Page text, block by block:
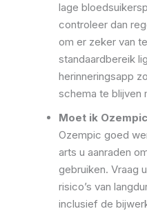
lage
controleer dan
om er zeker van
standaardbereik
herinneringsapp
schema te blijven
Moet ik
Ozempic goed
arts u aanraden
gebruiken. Vraag
risico’s van
inclusief de